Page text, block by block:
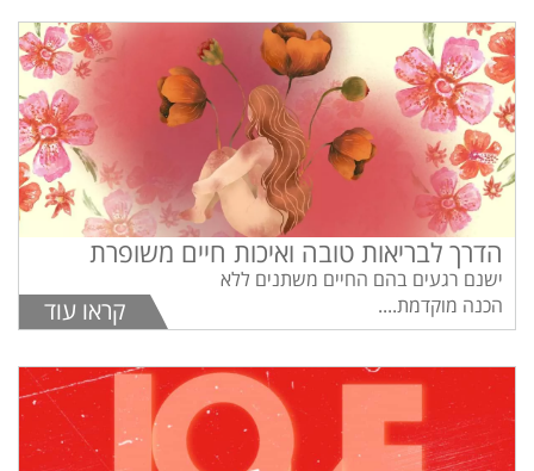
הדרך לבריאות טובה ואיכות חיים משופרת
ישנם רגעים בהם החיים משתנים ללא
הכנה מוקדמת....
קראו עוד